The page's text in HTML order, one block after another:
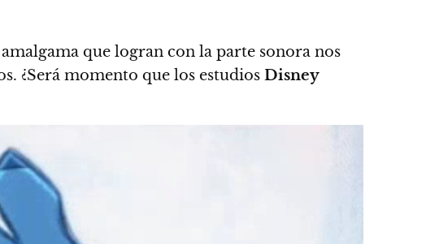
que logran con la parte sonora nos
¿Será momento que los estudios Disney